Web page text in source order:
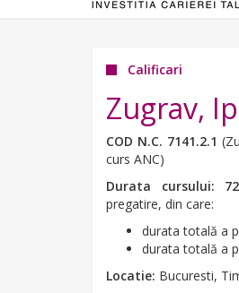
Calificari
Zugrav,
COD N.C. 7141.2.1
curs ANC)
Durata cursului:
pregatire, din care:
durata totală a
durata totală a
Locatie: Bucuresti,